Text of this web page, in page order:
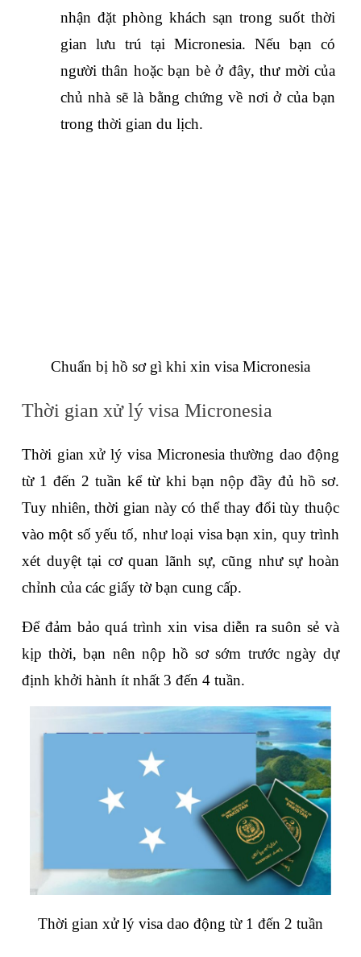
nhận đặt phòng khách sạn trong suốt thời
gian lưu trú tại Micronesia. Nếu bạn có
người thân hoặc bạn bè ở đây, thư mời của
chủ nhà sẽ là bằng chứng về nơi ở của bạn
trong thời gian du lịch.
Chuẩn bị hồ sơ gì khi xin visa Micronesia
Thời gian xử lý visa Micronesia
Thời gian xử lý visa Micronesia thường dao động
từ 1 đến 2 tuần kể từ khi bạn nộp đầy đủ hồ sơ.
Tuy nhiên, thời gian này có thể thay đổi tùy thuộc
vào một số yếu tố, như loại visa bạn xin, quy trình
xét duyệt tại cơ quan lãnh sự, cũng như sự hoàn
chỉnh của các giấy tờ bạn cung cấp.
Để đảm bảo quá trình xin visa diễn ra suôn sẻ và
kịp thời, bạn nên nộp hồ sơ sớm trước ngày dự
định khởi hành ít nhất 3 đến 4 tuần.
Thời gian xử lý visa dao động từ 1 đến 2 tuần